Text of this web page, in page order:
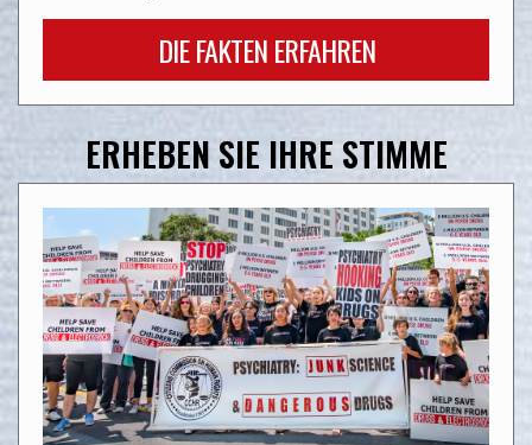
DIE FAKTEN ERFAHREN
ERHEBEN SIE IHRE STIMME